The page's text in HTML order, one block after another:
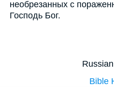
необрезанных с
Господь Бог.
Bible